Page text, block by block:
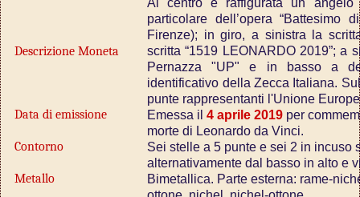
Descrizione Moneta
Al centro è raffigurata un
particolare dell’opera “Battesimo
Firenze); in giro, a sinistra la
scritta “1519 LEONARDO 2019”; a
Pernazza "UP" e in basso a
identificativo della Zecca Italiana.
punte rappresentanti l'Unione
Data di emissione Emessa il4 aprile 2019 per
morte di Leonardo da Vinci.
Contorno
Sei stelle a 5 punte e sei 2 in incuso
alternativamente dal basso in alto e
Metallo
Bimetallica. Parte esterna: rame-